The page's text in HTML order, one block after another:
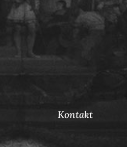
Кontakt